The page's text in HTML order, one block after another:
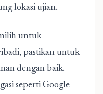
lokasi ujian.
untuk
pastikan untuk
dengan baik.
seperti Google